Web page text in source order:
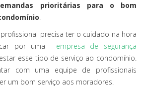
prioritárias para o bom
.
precisa ter o cuidado na hora
por uma empresa de segurança
esse tipo de serviço ao condomínio.
com uma equipe de profissionais
um bom serviço aos moradores.